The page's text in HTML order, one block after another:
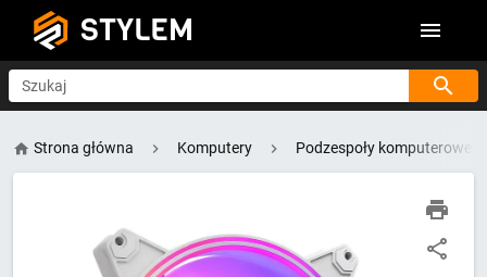
STYLEM
Szukaj
Strona główna Komputery Podzespoły komputerowe